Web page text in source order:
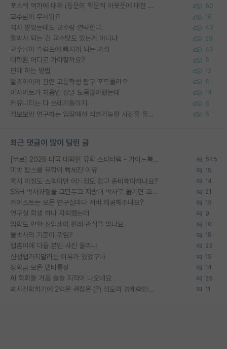
포스텍 억까에 대해 (동문의 학문적 아웃풋에 대한 반박) 50
교수님이 무서워요 16
석사 받았는데도 교수랑 연락한다. 43
물박사 되는 건 교수탓도 있는거 아니냐 29
교수님이 슬럼프에 빠지게 되는 과정 40
대학원 어디로 가야할까요? 5
편애 하는 방법 12
알츠하이머 관련 고등학생 탐구 포트폴리오 5
이사이트가 처음엔 정말 도움많이됐는데 14
커뮤니티는 다 쓰레기통이지 6
정보보안 연구하는 입장에선 식별가능한 사진을 올리는건 비추이긴함 5
최근 댓글이 많이 달린 글
[무료] 2026 미국 대학원 유학 스타터팩 - 가이드북 & 합격자 컨택메일 템플릿 645
미박 탑스쿨 유학이 빡세진 이유 19
혹시 이정도 스펙이면 어느정도 잡고 준비해야하나요? 14
SSH 박사과정을 그만두고 지방대 박사로 옮기면 교수의 꿈은 끝일까요? 21
카이스트는 모든 연구실마다 서버 제공해주나요? 15
연구실 학생 하나 자퇴했는데 9
입학도 안한 신입생이 원래 관심을 받나요 10
물박사의 기준이 뭐임? 18
랩홈피에 다들 본인 사진 올리냐 23
신생랩가지말라는 이유가 있었구나 15
장학금 모은 랩비통장 14
AI 학회들 거품 슬슬 지적이 나오네요 25
박사진학하기에 2억은 괜찮은 (?) 정도의 경제력인가요 11